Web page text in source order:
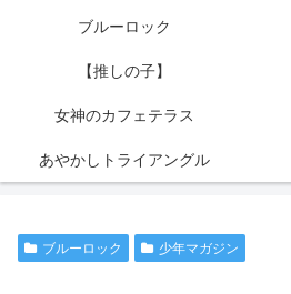
ブルーロック
【推しの子】
女神のカフェテラス
あやかしトライアングル
ブルーロック 少年マガジン